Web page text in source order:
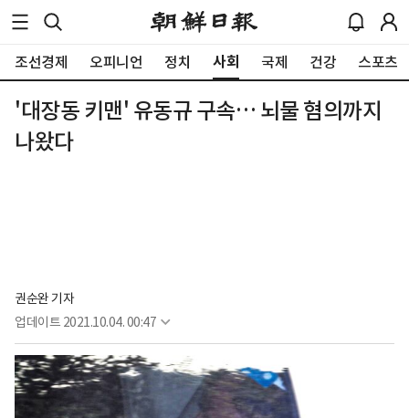
조선경제 오피니언 정치 사회 국제 건강 스포츠
'대장동 키맨' 유동규 구속… 뇌물 혐의까지
나왔다
권순완 기자
업데이트 2021.10.04. 00:47